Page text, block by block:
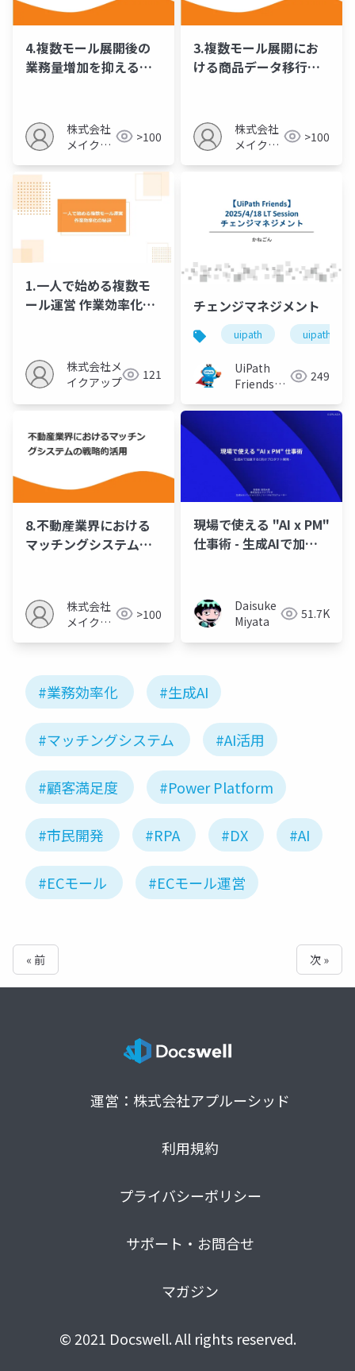
4.複数モール展開後の
業務量増加を抑える運
株式会社
メイクア
>100
3.複数モール展開にお
ける商品データ移行の
株式会社
メイクア
>100
1.一人で始める複数モ
ール運営 作業効率化の
株式会社メ
イクアップ
121
チェンジマネジメント
uipath
UiPath
Friends
249
8.不動産業界における
マッチングシステムの
株式会社
メイクア
>100
現場で使える "AI x PM"
仕事術 - 生成AIで加速
Daisuke
Miyata
51.7K
#業務効率化 #生成AI
#マッチングシステム #AI活用
#顧客満足度 #Power Platform
#市民開発 #RPA #DX #AI
#ECモール #ECモール運営
« 前 次 »
運営：株式会社アプルーシッド
利用規約
プライバシーポリシー
サポート・お問合せ
マガジン
© 2021 Docswell. All rights reserved.